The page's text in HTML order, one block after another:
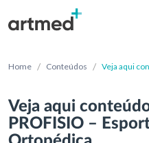
Home / Conteúdos / Veja aqui
Veja aqui
PROFISIO –